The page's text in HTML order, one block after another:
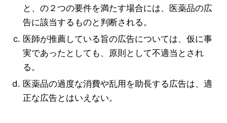
と、の２つの要件を満たす場合には、医薬品の広
告に該当するものと判断される。
医師が推薦している旨の広告については、仮に事
実であったとしても、原則として不適当とされ
る。
医薬品の過度な消費や乱用を助長する広告は、適
正な広告とはいえない。